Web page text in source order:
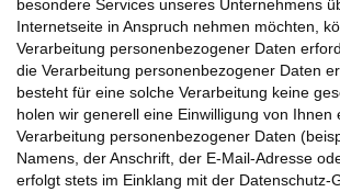
besondere Services unseres Unternehmens
Internetseite in Anspruch nehmen möchten,
Verarbeitung personenbezogener Daten
die Verarbeitung personenbezogener Daten
besteht für eine solche Verarbeitung keine
holen wir generell eine Einwilligung von Ihnen
Verarbeitung personenbezogener Daten
Namens, der Anschrift, der E-Mail-Adresse
erfolgt stets im Einklang mit der Datenschutz-